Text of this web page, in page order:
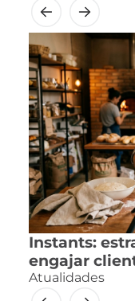
Instants:
engajar
Atualidades